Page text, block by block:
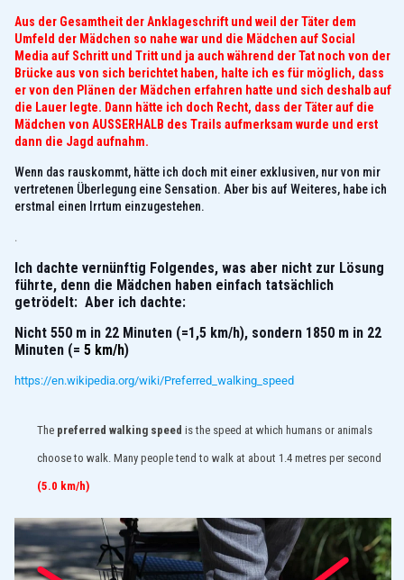
Aus der Gesamtheit der Anklageschrift und weil der Täter dem
Umfeld der Mädchen so nahe war und die Mädchen auf Social
Media auf Schritt und Tritt und ja auch während der Tat noch von der
Brücke aus von sich berichtet haben, halte ich es für möglich, dass
er von den Plänen der Mädchen erfahren hatte und sich deshalb auf
die Lauer legte. Dann hätte ich doch Recht, dass der Täter auf die
Mädchen von AUSSERHALB des Trails aufmerksam wurde und erst
dann die Jagd aufnahm.
Wenn das rauskommt, hätte ich doch mit einer exklusiven, nur von mir
vertretenen Überlegung eine Sensation. Aber bis auf Weiteres, habe ich
erstmal einen Irrtum einzugestehen.
.
Ich dachte vernünftig Folgendes, was aber nicht zur Lösung
führte, denn die Mädchen haben einfach tatsächlich
getrödelt: Aber ich dachte:
Nicht 550 m in 22 Minuten (=1,5 km/h), sondern 1850 m in 22
Minuten (= 5 km/h)
https://en.wikipedia.org/wiki/Preferred_walking_speed
The preferred walking speed is the speed at which humans or animals
choose to walk. Many people tend to walk at about 1.4 metres per second
(5.0 km/h)